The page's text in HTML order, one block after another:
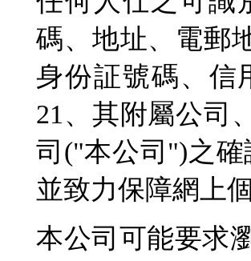
碼、地址、電郵
身份証號碼、信
21、其附屬公司
司("本公司")之
並致力保障網上
本公司可能要求